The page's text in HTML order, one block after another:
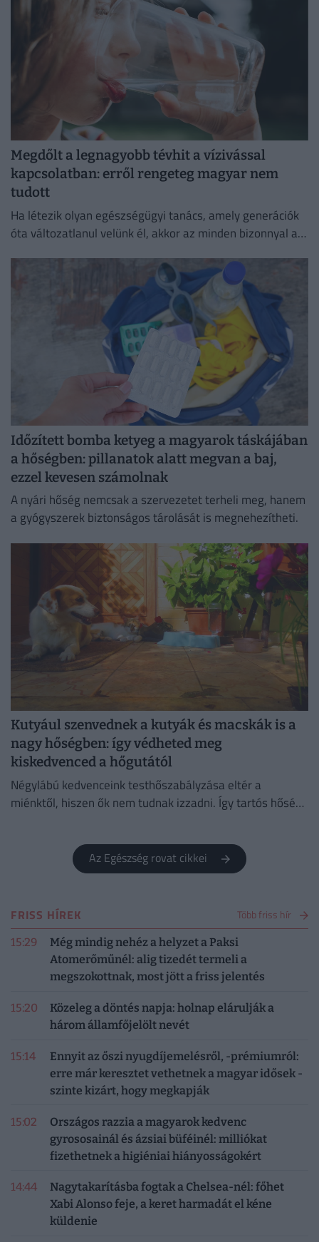
Megdőlt a legnagyobb tévhit a vízivással
kapcsolatban: erről rengeteg magyar nem
tudott
Ha létezik olyan egészségügyi tanács, amely generációk
óta változatlanul velünk él, akkor az minden bizonnyal a
Időzített bomba ketyeg a magyarok táskájában
a hőségben: pillanatok alatt megvan a baj,
ezzel kevesen számolnak
A nyári hőség nemcsak a szervezetet terheli meg, hanem
a gyógyszerek biztonságos tárolását is megnehezítheti.
Kutyául szenvednek a kutyák és macskák is a
nagy hőségben: így védheted meg
kiskedvenced a hőgutától
Négylábú kedvenceink testhőszabályzása eltér a
miénktől, hiszen ők nem tudnak izzadni. Így tartós hőség
Az Egészség rovat cikkei
FRISS HÍREK Több friss hír
15:29
Még mindig nehéz a helyzet a Paksi
Atomerőműnél: alig tizedét termeli a
megszokottnak, most jött a friss jelentés
15:20
Közeleg a döntés napja: holnap elárulják a
három államfőjelölt nevét
15:14
Ennyit az őszi nyugdíjemelésről, -prémiumról:
erre már keresztet vethetnek a magyar idősek -
szinte kizárt, hogy megkapják
15:02
Országos razzia a magyarok kedvenc
gyrososainál és ázsiai büféinél: milliókat
fizethetnek a higiéniai hiányosságokért
14:44
Nagytakarításba fogtak a Chelsea-nél: főhet
Xabi Alonso feje, a keret harmadát el kéne
küldenie